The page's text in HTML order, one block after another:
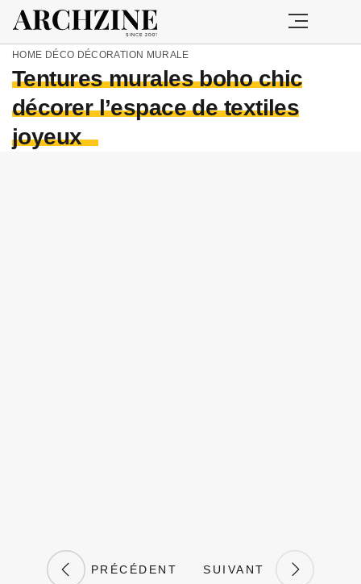
HOME DÉCO DÉCORATION MURALE
Tentures murales boho chic
décorer l’espace de textiles
joyeux
PRÉCÉDENT SUIVANT